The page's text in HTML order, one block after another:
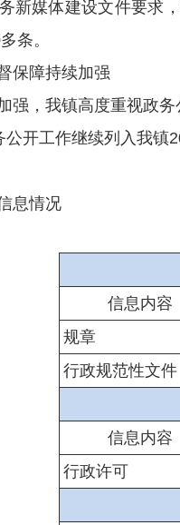
新媒体建设文件要求
条。
保障持续加强
强，我镇高度重视政务
开工作继续列入我镇
息情况
信息内容
规章
行政规范性文件
信息内容
行政许可